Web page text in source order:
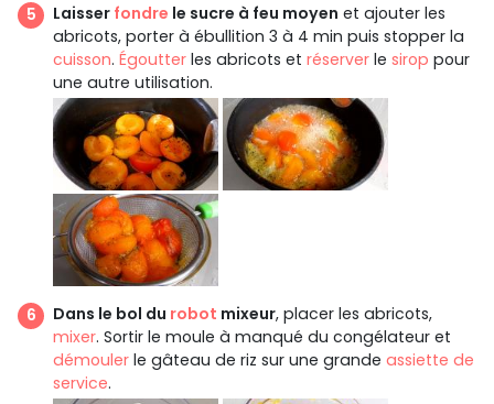
Laisser fondre le sucre à feu moyen et ajouter les
abricots, porter à ébullition 3 à 4 min puis stopper la
cuisson. Égoutter les abricots et réserver le sirop pour
une autre utilisation.
Dans le bol du robot mixeur, placer les abricots,
mixer. Sortir le moule à manqué du congélateur et
démouler le gâteau de riz sur une grande assiette de
service.